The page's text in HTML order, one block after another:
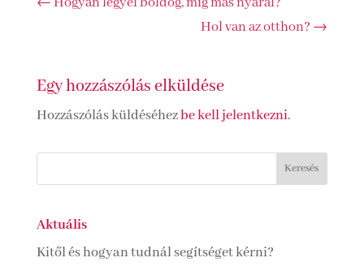
Hol van az otthon? →
Egy hozzászólás elküldése
Hozzászólás küldéséhezbe kell jelentkezni.
Aktuális
Kitől és hogyan tudnál segítséget kérni?